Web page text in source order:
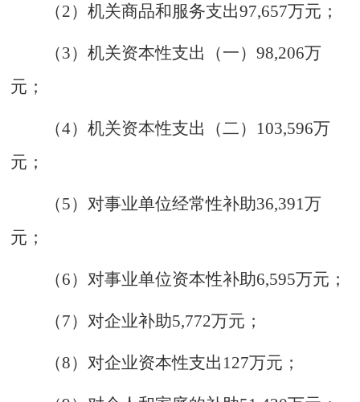
（2）机关商品和服务支出97,657万元；
（3）机关资本性支出（一）98,206万
元；
（4）机关资本性支出（二） 103,596万
元；
（5） 对事业单位经常性补助36,391万
元；
（6） 对事业单位资本性补助6,595万元；
（7） 对企业补助5,772万元；
（8） 对企业资本性支出 127万元；